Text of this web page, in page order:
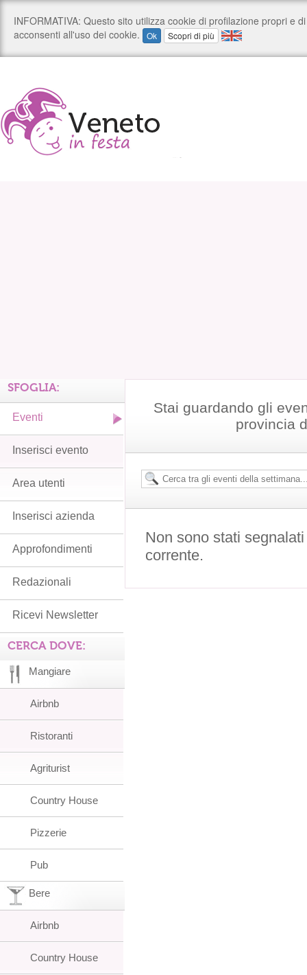
Stai guardando gli
provincia
Non sono stati
corrente.
SFOGLIA:
Eventi
Inserisci evento
Area utenti
Inserisci azienda
Approfondimenti
Redazionali
Ricevi Newsletter
CERCA DOVE:
Mangiare
Airbnb
Ristoranti
Agriturist
Country House
Pizzerie
Pub
Bere
Airbnb
Country House